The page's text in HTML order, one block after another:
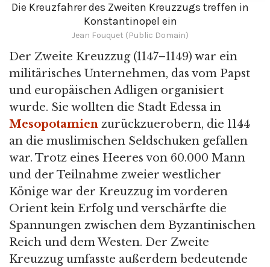
Die Kreuzfahrer des Zweiten Kreuzzugs treffen in
Konstantinopel ein
Jean Fouquet (Public Domain)
Der Zweite Kreuzzug (1147–1149) war ein
militärisches Unternehmen, das vom Papst
und europäischen Adligen organisiert
wurde. Sie wollten die Stadt Edessa in
Mesopotamien zurückzuerobern, die 1144
an die muslimischen Seldschuken gefallen
war. Trotz eines Heeres von 60.000 Mann
und der Teilnahme zweier westlicher
Könige war der Kreuzzug im vorderen
Orient kein Erfolg und verschärfte die
Spannungen zwischen dem Byzantinischen
Reich und dem Westen. Der Zweite
Kreuzzug umfasste außerdem bedeutende